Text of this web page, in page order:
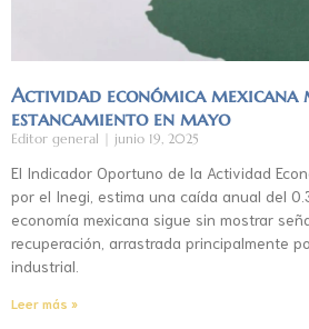
Actividad económica mexicana
estancamiento en mayo
Editor general junio 19, 2025
El Indicador Oportuno de la Actividad
por el Inegi, estima una caída anual del
economía mexicana sigue sin mostrar
recuperación, arrastrada principalmente
industrial.
Leer más »